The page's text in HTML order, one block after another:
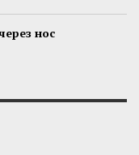
нос